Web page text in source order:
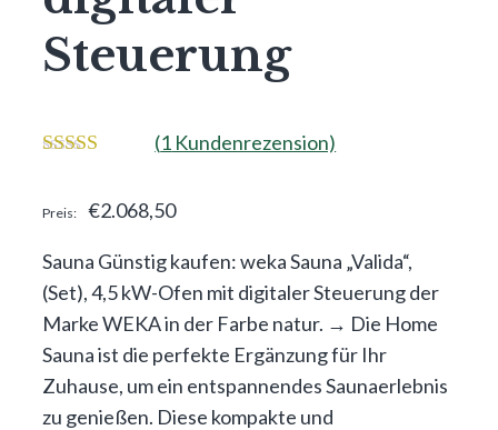
Steuerung
(1 Kundenrezension)
€2.068,50
Sauna Günstig kaufen: weka Sauna „Valida“,
(Set), 4,5 kW-Ofen mit digitaler Steuerung der
Marke WEKA in der Farbe natur. → Die Home
Sauna ist die perfekte Ergänzung für Ihr
Zuhause, um ein entspannendes Saunaerlebnis
zu genießen. Diese kompakte und